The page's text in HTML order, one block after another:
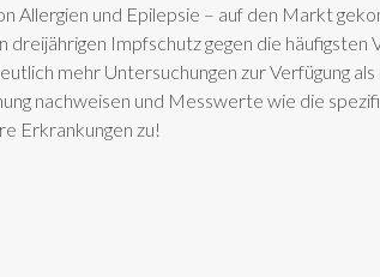
Allergien und Epilepsie – auf den Markt
Impfschutz gegen die häufigsten
mehr Untersuchungen zur Verfügung
nachweisen und Messwerte wie die
Erkrankungen zu!